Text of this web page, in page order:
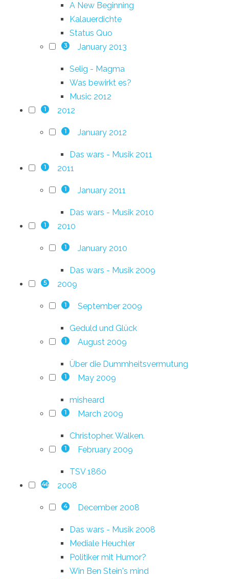
A New Beginning
Kalauerdichte
Status Quo
3 January 2013
Selig - Magma
Was bewirkt es?
Music 2012
1 2012
1 January 2012
Das wars - Musik 2011
1 2011
1 January 2011
Das wars - Musik 2010
1 2010
1 January 2010
Das wars - Musik 2009
5 2009
1 September 2009
Geduld und Glück
1 August 2009
Über die Dummheitsvermutung
1 May 2009
misheard
1 March 2009
Christopher. Walken.
1 February 2009
TSV 1860
46 2008
4 December 2008
Das wars - Musik 2008
Mediale Heuchler
Politiker mit Humor?
Win Ben Stein's mind